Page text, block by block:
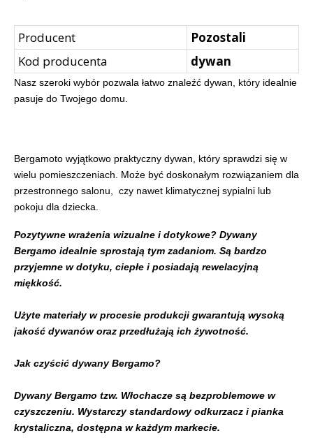
Producent
Pozostali
Kod producenta
dywan
Nasz szeroki wybór pozwala łatwo znaleźć dywan, który idealnie
pasuje do Twojego domu.
Bergamoto wyjątkowo praktyczny dywan, który sprawdzi się w
wielu pomieszczeniach. Może być doskonałym rozwiązaniem dla
przestronnego salonu, czy nawet klimatycznej sypialni lub
pokoju dla dziecka.
Pozytywne wrażenia wizualne i dotykowe? Dywany
Bergamo idealnie sprostają tym zadaniom. Są bardzo
przyjemne w dotyku, ciepłe i posiadają rewelacyjną
miękkość.
Użyte materiały w procesie produkcji gwarantują wysoką
jakość dywanów oraz przedłużają ich żywotność.
Jak czyścić dywany Bergamo?
Dywany Bergamo tzw. Włochacze są bezproblemowe w
czyszczeniu. Wystarczy standardowy odkurzacz i pianka
krystaliczna, dostępna w każdym markecie.